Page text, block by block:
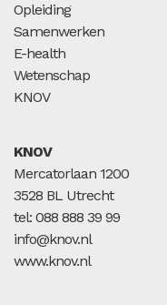
Opleiding
Samenwerken
E-health
Wetenschap
KNOV
KNOV
Mercatorlaan 1200
3528 BL Utrecht
tel: 088 888 39 99
info@knov.nl
www.knov.nl